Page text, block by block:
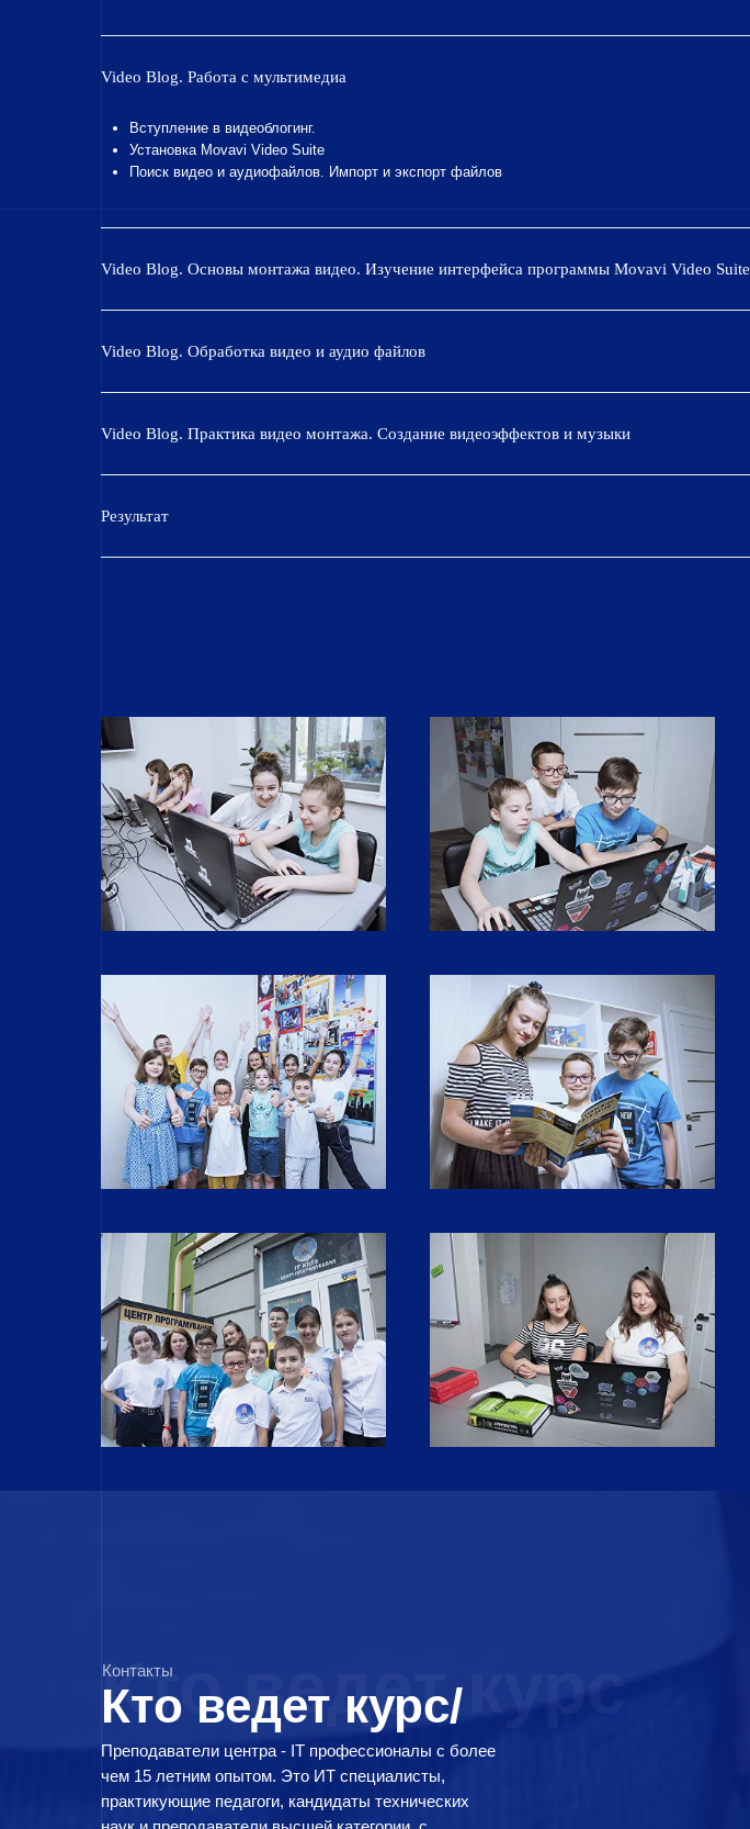
Video Blog. Работа с мультимедиа
Вступление в видеоблогинг.
Установка Movavi Video Suite
Поиск видео и аудиофайлов. Импорт и экспорт файлов
Video Blog. Основы монтажа видео. Изучение интерфейса программы Movavi Video Suite
Video Blog. Обработка видео и аудио файлов
Video Blog. Практика видео монтажа. Создание видеоэффектов и музыки
Результат
Кто ведет курс
Кто ведет курс/
Контакты
Преподаватели центра - IT профессионалы с более
чем 15 летним опытом. Это ИТ специалисты,
практикующие педагоги, кандидаты технических